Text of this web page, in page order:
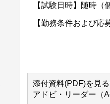
【試験日時】随時（
【勤務条件および応
添付資料(PDF)を見
アドビ・リーダー（